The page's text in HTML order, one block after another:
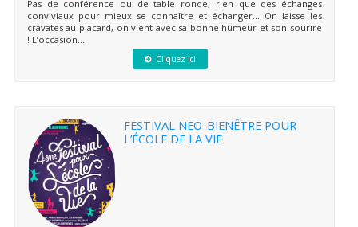
Pas de conférence ou de table ronde, rien que des échanges
conviviaux pour mieux se connaître et échanger… On laisse les
cravates au placard, on vient avec sa bonne humeur et son sourire
! L’occasion...
Cliquez ici
FESTIVAL NEO-BIENÊTRE POUR
L’ÉCOLE DE LA VIE